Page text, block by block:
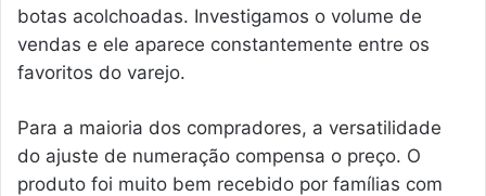
botas acolchoadas. Investigamos o volume de
vendas e ele aparece constantemente entre os
favoritos do varejo.
Para a maioria dos compradores, a versatilidade
do ajuste de numeração compensa o preço. O
produto foi muito bem recebido por famílias com